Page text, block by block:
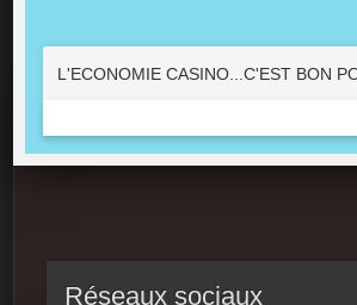
L'ECONOMIE CASINO...C'EST BON
Réseaux sociaux